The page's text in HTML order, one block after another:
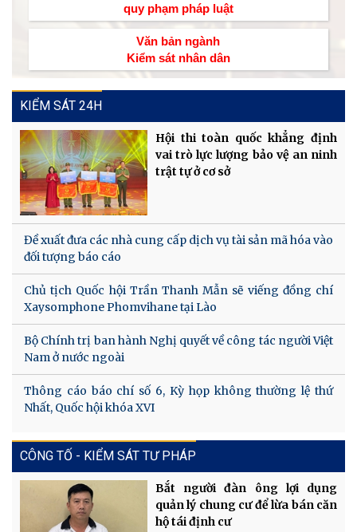
quy phạm pháp luật
Văn bản ngành
Kiểm sát nhân dân
KIỂM SÁT 24H
Hội thi toàn quốc khẳng định
vai trò lực lượng bảo vệ an ninh
trật tự ở cơ sở
Đề xuất đưa các nhà cung cấp dịch vụ tài sản mã hóa vào
đối tượng báo cáo
Chủ tịch Quốc hội Trần Thanh Mẫn sẽ viếng đồng chí
Xaysomphone Phomvihane tại Lào
Bộ Chính trị ban hành Nghị quyết về công tác người Việt
Nam ở nước ngoài
Thông cáo báo chí số 6, Kỳ họp không thường lệ thứ
Nhất, Quốc hội khóa XVI
CÔNG TỐ - KIỂM SÁT TƯ PHÁP
Bắt người đàn ông lợi dụng
quản lý chung cư để lừa bán căn
hộ tái định cư